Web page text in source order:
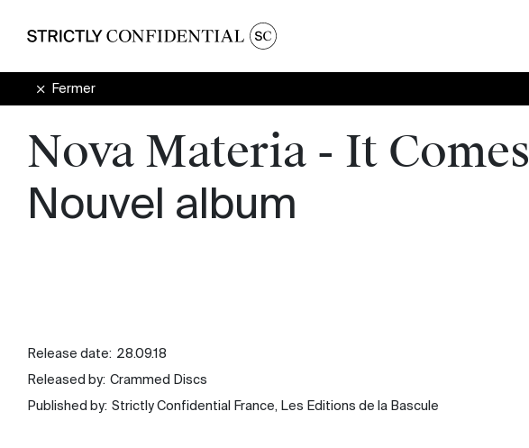
Fermer
Nova Materia - It Comes
Nouvel album
Release date: 28.09.18
Released by: Crammed Discs
Published by: Strictly Confidential France, Les Editions de la Bascule